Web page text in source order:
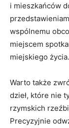
i mieszkańców
wspólnemu
miejscem
miejskiego życia.
Warto także
dzieł, które nie
rzymskich
Precyzyjnie